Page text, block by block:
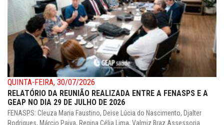
QUINTA-FEIRA, 30/07/2026
RELATÓRIO DA REUNIÃO REALIZADA ENTRE A FENASPS E A
GEAP NO DIA 29 DE JULHO DE 2026
FENASPS: Cleuza Maria Faustino, Deise Lúcia do Nascimento, Djalter
Rodrigues, Márcio Paiva, Regina Célia Lima, Valmiz Braz.Assessoria